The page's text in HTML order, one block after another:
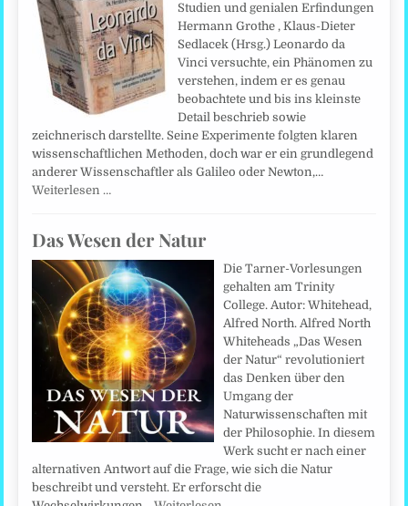
Studien und genialen Erfindungen
Hermann Grothe , Klaus-Dieter
Sedlacek (Hrsg.) Leonardo da
Vinci versuchte, ein Phänomen zu
verstehen, indem er es genau
beobachtete und bis ins kleinste
Detail beschrieb sowie
zeichnerisch darstellte. Seine Experimente folgten klaren
wissenschaftlichen Methoden, doch war er ein grundlegend
anderer Wissenschaftler als Galileo oder Newton,…
Weiterlesen …
Das Wesen der Natur
Die Tarner-Vorlesungen
gehalten am Trinity
College. Autor: Whitehead,
Alfred North. Alfred North
Whiteheads „Das Wesen
der Natur“ revolutioniert
das Denken über den
Umgang der
Naturwissenschaften mit
der Philosophie. In diesem
Werk sucht er nach einer
alternativen Antwort auf die Frage, wie sich die Natur
beschreibt und versteht. Er erforscht die